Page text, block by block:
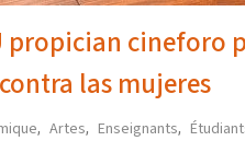
propician cineforo
las mujeres
, Artes, Enseignants,